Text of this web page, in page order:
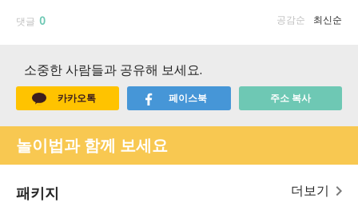
댓글 0 공감순 최신순
소중한 사람들과 공유해 보세요.
카카오톡 페이스북 주소 복사
놀이법과 함께 보세요
패키지 더보기